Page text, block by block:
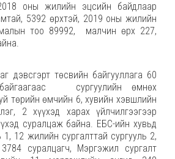
оны жилийн эцсийн байдлаар
5392 өрхтэй, 2019 оны жилийн
тоо 89992, малчин өрх 227,
дэвсгэрт төсвийн байгууллага 60
сургуулийн өмнөх
төрийн өмчийн 6, хувийн хэвшлийн
2 хүүхэд харах үйлчилгээгээр
суралцаж байна. ЕБС-ийн хувьд
1, 12 жилийн сургалттай сургууль 2,
суралцагч, Мэргэжил сургалт